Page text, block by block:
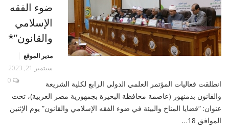
ضوء الفقه
الإسلامي
والقانون”*
مدير الموقع
سبتمبر 21, 2023
0
انطلقت فعاليات المؤتمر العلمي الدولي الرابع لكلية الشريعة
والقانون بدمنهور (عاصمة محافظة البحيرة بجمهورية مصر العربية)، تحت
عنوان: “قضايا المناخ والبيئة في ضوء الفقه الإسلامي والقانون” يوم الإثنين
الموافق 18…